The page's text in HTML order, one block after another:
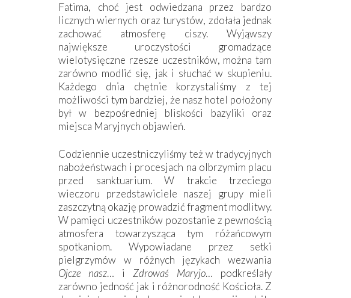
Fatima, choć jest odwiedzana przez bardzo
licznych wiernych oraz turystów, zdołała jednak
zachować atmosferę ciszy. Wyjąwszy
największe uroczystości gromadzące
wielotysięczne rzesze uczestników, można tam
zarówno modlić się, jak i słuchać w skupieniu.
Każdego dnia chętnie korzystaliśmy z tej
możliwości tym bardziej, że nasz hotel położony
był w bezpośredniej bliskości bazyliki oraz
miejsca Maryjnych objawień.
Codziennie uczestniczyliśmy też w tradycyjnych
nabożeństwach i procesjach na olbrzymim placu
przed sanktuarium. W trakcie trzeciego
wieczoru przedstawiciele naszej grupy mieli
zaszczytną okazję prowadzić fragment modlitwy.
W pamięci uczestników pozostanie z pewnością
atmosfera towarzysząca tym różańcowym
spotkaniom. Wypowiadane przez setki
pielgrzymów w różnych językach wezwania
Ojcze nasz… i Zdrowaś Maryjo… podkreślały
zarówno jedność jak i różnorodność Kościoła. Z